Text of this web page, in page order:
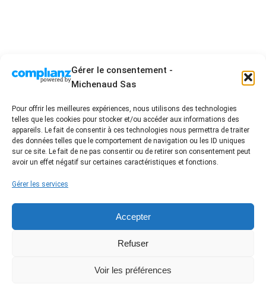
Gérer le consentement -
Michenaud Sas
Pour offrir les meilleures expériences, nous utilisons des technologies
telles que les cookies pour stocker et/ou accéder aux informations des
appareils. Le fait de consentir à ces technologies nous permettra de traiter
des données telles que le comportement de navigation ou les ID uniques
sur ce site. Le fait de ne pas consentir ou de retirer son consentement peut
avoir un effet négatif sur certaines caractéristiques et fonctions.
Gérer les services
Accepter
Refuser
Voir les préférences
2 Allée Blaise Pascal - ZA les acacias 3 - 85430 La
Boissière des Landes
02 51 94 01 96 - contact@damienmichenaud.fr
Accueil
Entreprise artisanale engagée
FAQ / Conseil
Label certifié RGE /